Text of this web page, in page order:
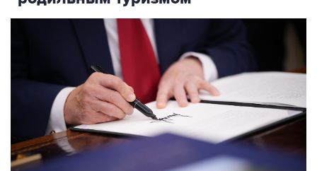
Фото: Andrew Harnik/Getty Images